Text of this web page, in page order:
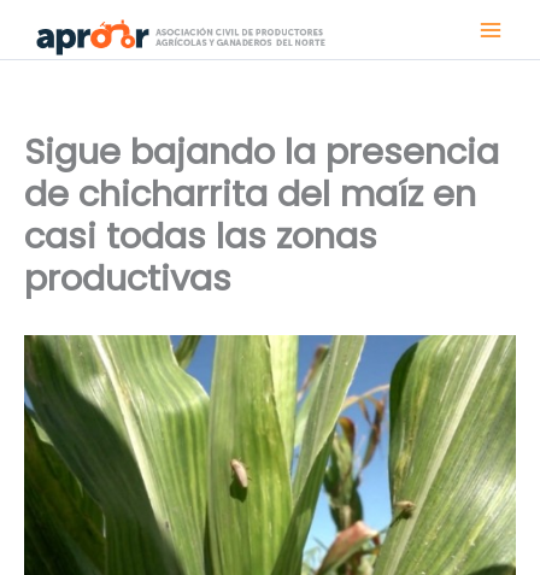
Sigue bajando la presencia
de chicharrita del maíz en
casi todas las zonas
productivas